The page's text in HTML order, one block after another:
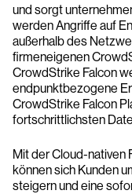
und sorgt
werden Angriffe auf
außerhalb des
firmeneigenen
CrowdStrike Falcon
endpunktbezogene
CrowdStrike Falcon
fortschrittlichsten
Mit der Cloud-nativen
können sich Kunden
steigern und eine